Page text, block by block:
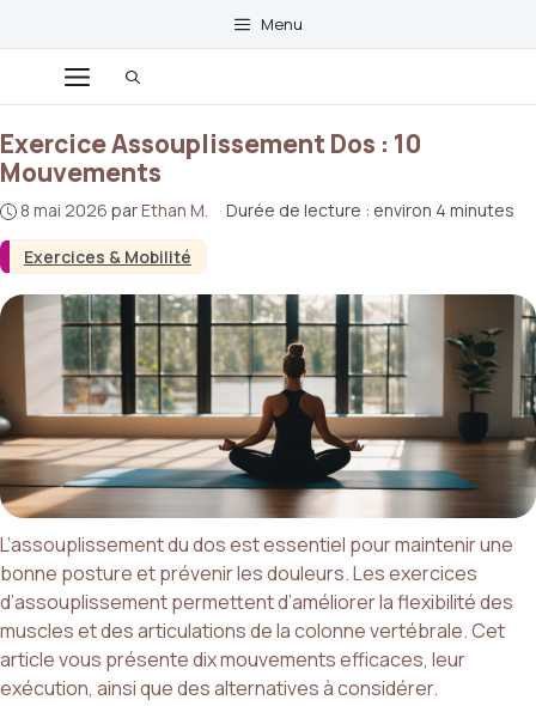
contenu
Menu
Menu
Exercices & Mobilité
Exercice Assouplissement Dos : 10
Mouvements
8 mai 2026 parEthan M. · Durée de lecture : environ 4 minutes
L’assouplissement du dos est essentiel pour maintenir une
bonne posture et prévenir les douleurs. Les exercices
d’assouplissement permettent d’améliorer la flexibilité des
muscles et des articulations de la colonne vertébrale. Cet
article vous présente dix mouvements efficaces, leur
exécution, ainsi que des alternatives à considérer.